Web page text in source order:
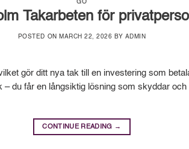
GO
Takarbeten för
POSTED ON MARCH 22, 2026 BY ADMIN
gör ditt nya tak till en investering som
du får en långsiktig lösning som skyddar
CONTINUE READING →